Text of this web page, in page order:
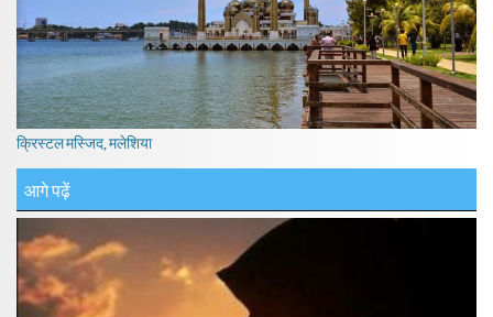
क्रिस्टल मस्जिद, मलेशिया
आगे पढ़ें